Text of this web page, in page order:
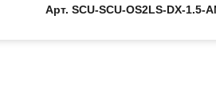
Арт. SCU-SCU-OS2LS-DX-1.5-